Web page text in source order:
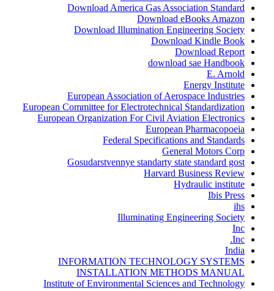
Download America Gas Association Standard
Download eBooks Amazon
Download Illumination Engineering Society
Download Kindle Book
Download Report
download sae Handbook
E. Arnold
Energy Institute
European Association of Aerospace Industries
European Committee for Electrotechnical Standardization
European Organization For Civil Aviation Electronics
European Pharmacopoeia
Federal Specifications and Standards
General Motors Corp
Gosudarstvennye standarty state standard gost
Harvard Business Review
Hydraulic institute
Ibis Press
ihs
Illuminating Engineering Society
Inc
Inc.
India
INFORMATION TECHNOLOGY SYSTEMS
INSTALLATION METHODS MANUAL
Institute of Environmental Sciences and Technology